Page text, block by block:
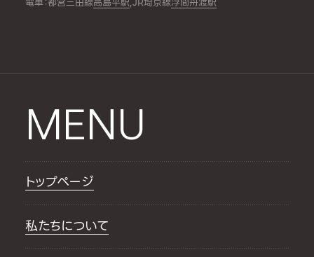
MENU
トップページ
私たちについて